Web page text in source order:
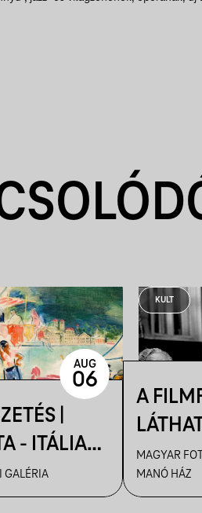
|
- ITÁLIA
MAGYAR
GALÉRIA
AUG
06
KULT
A
TAMÁS
MAGYAR
MANÓ HÁZ